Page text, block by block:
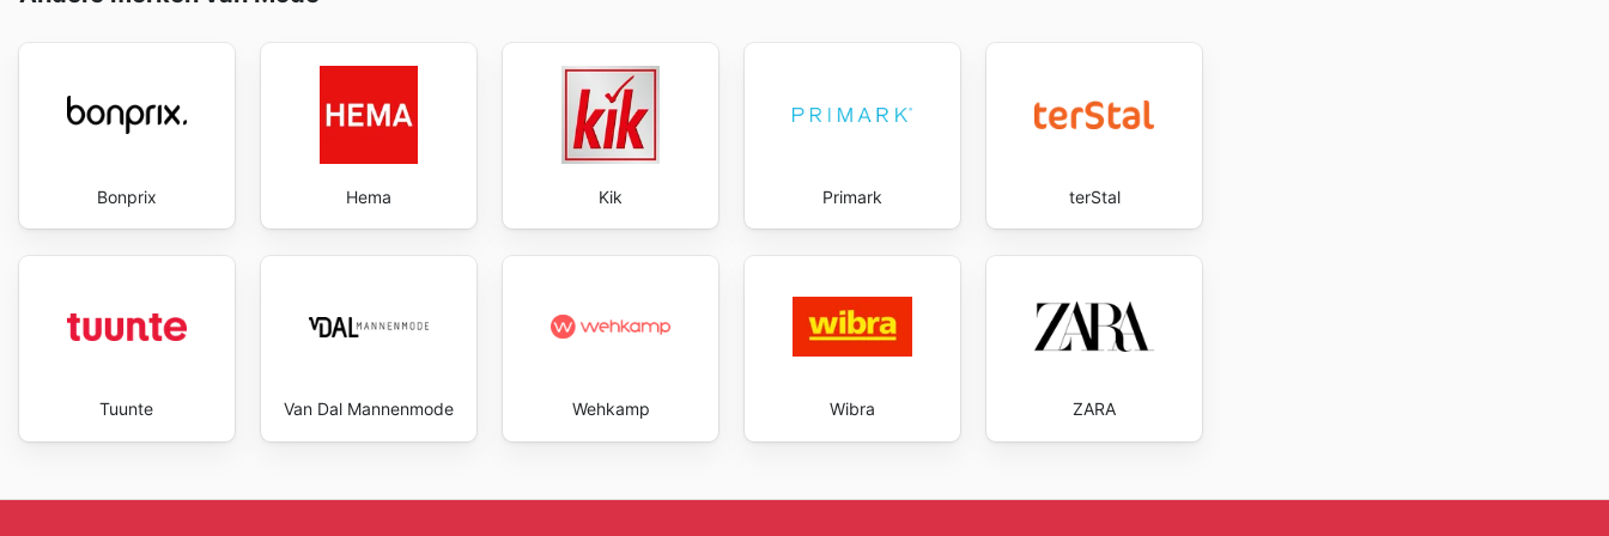
ook aangenamer en efficiënter. Stay up to date with Duifhuizen's weekly ads and enjoy exclusive savings every day.
Bonprix Hema Kik Primark terStal
Tuunte Van Dal Mannenmode Wehkamp Wibra ZARA